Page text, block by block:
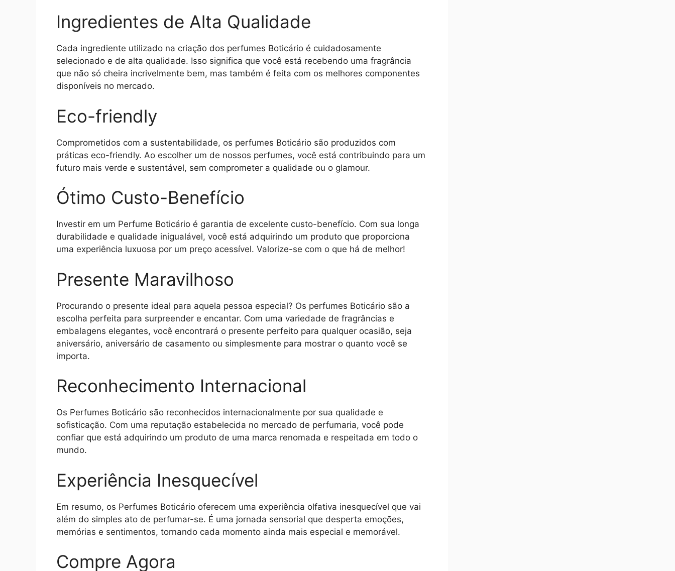
Ingredientes de Alta Qualidade
Cada ingrediente utilizado na criação dos perfumes Boticário é cuidadosamente
selecionado e de alta qualidade. Isso significa que você está recebendo uma fragrância
que não só cheira incrivelmente bem, mas também é feita com os melhores componentes
disponíveis no mercado.
Eco-friendly
Comprometidos com a sustentabilidade, os perfumes Boticário são produzidos com
práticas eco-friendly. Ao escolher um de nossos perfumes, você está contribuindo para um
futuro mais verde e sustentável, sem comprometer a qualidade ou o glamour.
Ótimo Custo-Benefício
Investir em um Perfume Boticário é garantia de excelente custo-benefício. Com sua longa
durabilidade e qualidade inigualável, você está adquirindo um produto que proporciona
uma experiência luxuosa por um preço acessível. Valorize-se com o que há de melhor!
Presente Maravilhoso
Procurando o presente ideal para aquela pessoa especial? Os perfumes Boticário são a
escolha perfeita para surpreender e encantar. Com uma variedade de fragrâncias e
embalagens elegantes, você encontrará o presente perfeito para qualquer ocasião, seja
aniversário, aniversário de casamento ou simplesmente para mostrar o quanto você se
importa.
Reconhecimento Internacional
Os Perfumes Boticário são reconhecidos internacionalmente por sua qualidade e
sofisticação. Com uma reputação estabelecida no mercado de perfumaria, você pode
confiar que está adquirindo um produto de uma marca renomada e respeitada em todo o
mundo.
Experiência Inesquecível
Em resumo, os Perfumes Boticário oferecem uma experiência olfativa inesquecível que vai
além do simples ato de perfumar-se. É uma jornada sensorial que desperta emoções,
memórias e sentimentos, tornando cada momento ainda mais especial e memorável.
Compre Agora